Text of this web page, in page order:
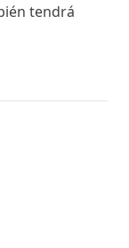
tendrá